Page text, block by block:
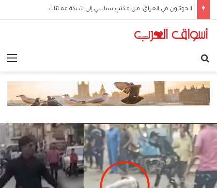
الحوثيون في العراق: من مكتبٍ سياسي إلى شبكةِ عمليّات